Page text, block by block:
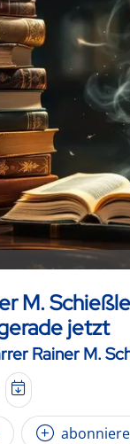
M.
jetzt
Rainer M.